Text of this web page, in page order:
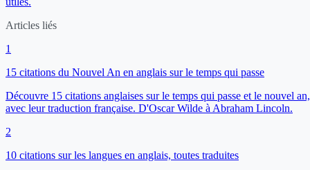
Articles liés
1
15 citations du Nouvel An en anglais sur le temps qui passe
Découvre 15 citations anglaises sur le temps qui passe et le nouvel an,
avec leur traduction française. D'Oscar Wilde à Abraham Lincoln.
2
10 citations sur les langues en anglais, toutes traduites